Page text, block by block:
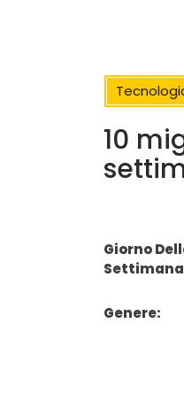
10
Giorno
Genere: